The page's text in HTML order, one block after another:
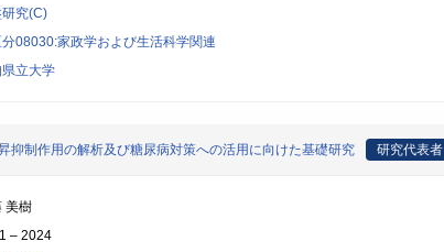
究(C)
08030:家政学および生活科学関連
立大学
抑制作用の解析及び糖尿病対策への活用に向けた基礎研究 研究代表者
美樹
– 2024